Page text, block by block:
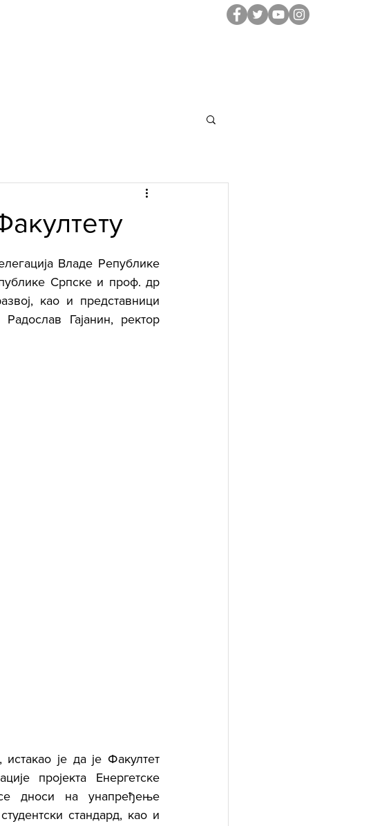
Владе Републике
Српске и проф. др
као и представници
Гајанин, ректор
је да је Факултет
пројекта Енергетске
дноси на унапређење
стандард, као и